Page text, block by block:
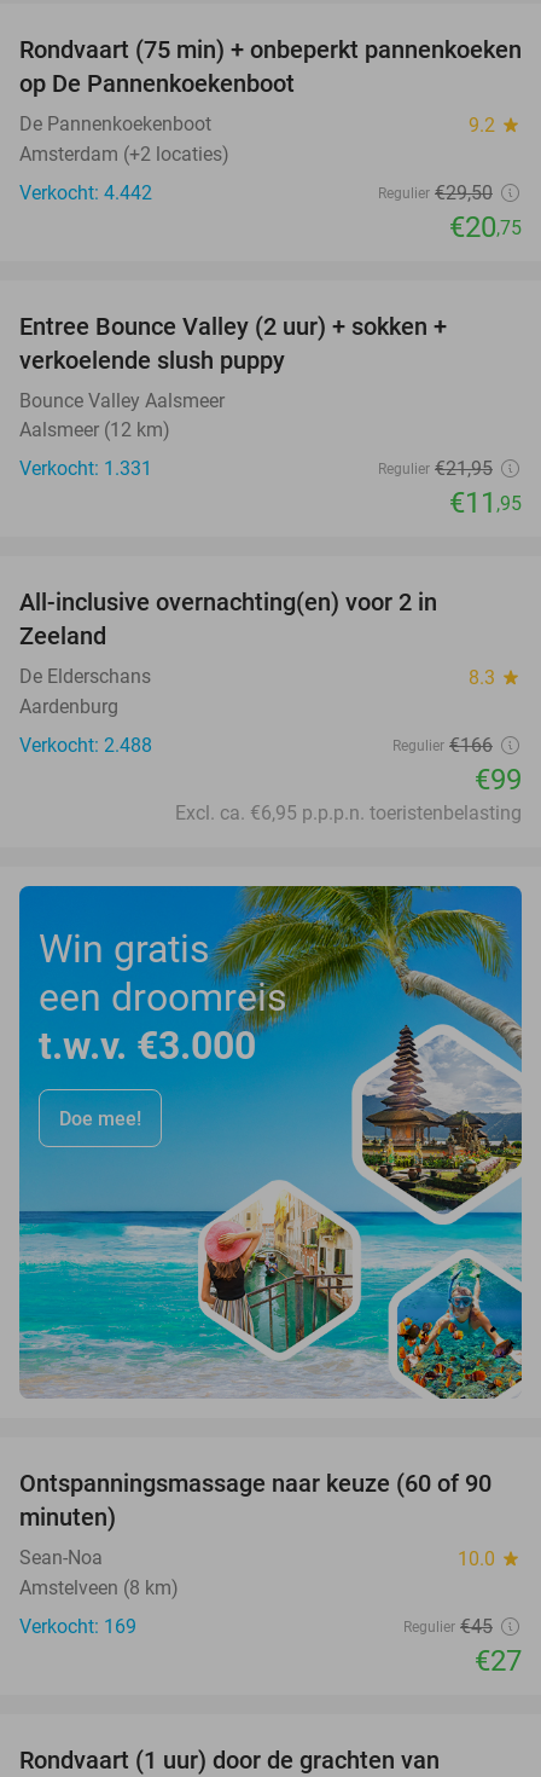
30%
Rondvaart (75 min) + onbeperkt pannenkoeken
op De Pannenkoekenboot
De Pannenkoekenboot 9.2 star
Amsterdam (+2 locaties)
Verkocht: 4.442
Regulier €29,50
€20,75
Entree Bounce Valley (2 uur) + sokken +
verkoelende slush puppy
Bounce Valley Aalsmeer
Aalsmeer (12 km)
Verkocht: 1.331
Regulier €21,95
€11 ,95
All-inclusive overnachting(en) voor 2 in
Zeeland
De Elderschans 8.3 star
Aardenburg
Verkocht: 2.488
Regulier €166
€99
Excl. ca. €6,95 p.p.p.n. toeristenbelasting
Win gratis
een droomreis
t.w.v. €3.000
Doe mee!
40%
Ontspanningsmassage naar keuze (60 of 90
minuten)
Sean-Noa 10.0 star
Amstelveen (8 km)
Verkocht: 169
Regulier €45
€27
Rondvaart (1 uur) door de grachten van